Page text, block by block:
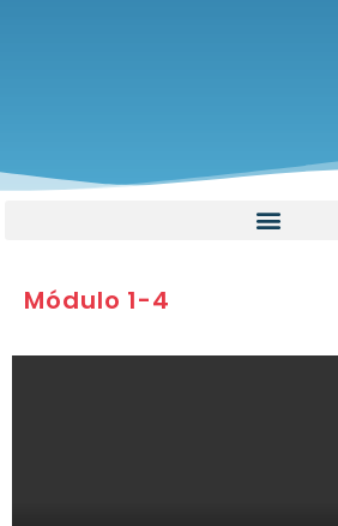
Módulo 1-4